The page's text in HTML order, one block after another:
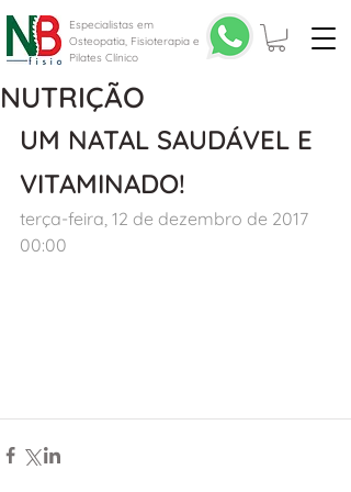
Especialistas em
Osteopatia, Fisioterapia e
Pilates Clínico
NUTRIÇÃO
UM NATAL SAUDÁVEL E
VITAMINADO!
terça-feira, 12 de dezembro de 2017
00:00